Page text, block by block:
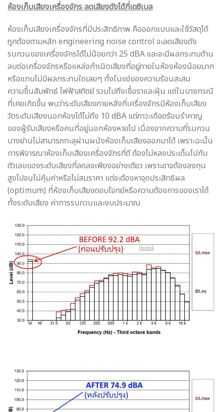
ห้องเก็บเสียงเครื่องจักร ลดเสียงดังได้กี่เดซิเบล
ห้องเก็บเสียงเครื่องจักรที่มีประสิทธิภาพ คือออกแบบและใช้วัสดุได้
ถูกต้องตามหลัก engineering noise control จะลดเสียงดัง
รบกวนของเครื่องจักรได้ไม่น้อยกว่า 25 dBA และจะมีผลกระทบด้าน
ลบต่อเครื่องจักรหรือแหล่งกำเนิดเสียงที่อยู่ภายในห้องห้องน้อยมาก
หรือแทบไม่มีผลกระทบใดเลยๆ ทั้งในแง่ของความร้อนสะสม
ความชื้นสัมพัทธ์ ไฟฟ้าสถิตย์ รวมไปถึงเชื้อราและฝุ่น แต่ในบางกรณี
ที่เคยเกิดขึ้น พบว่าระดับเสียงภายหลังที่เครื่องจักรมีห้องเก็บเสียง
วัดระดับเสียงนอกห้องได้ไม่ถึง 10 dBA แต่ภาวะเดือดร้อนรำคาญ
ของผู้รับเสียงหรือคนที่อยู่นอกห้องหายไป เนื่องจากความถี่รบกวน
บางย่านไม่สามารถทะลุผ่านผนังห้องเก็บเสียงออกมาได้ เพราะฉะนั้น
การพิจารณาห้องเก็บเสียงเครื่องจักรที่ดี ต้องไม่หลงประเด็นไปกับ
ตัวเลขของระดับเสียงที่ลดลงเพียงอย่างเดียว เพราะอาจต้องลงทุน
สูงไปจนไม่คุ้มค่าหรือไม่สมราคา แต่จะต้องหาจุดประสิทธิผล
(optimum) ที่ห้องเก็บเสียงตอบโจทย์หรือความต้องการของเราได้
ทั้งระดับเสียง ค่าการรบกวนและงบประมาณ